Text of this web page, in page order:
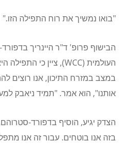
"בואו נמשיך את רוח התפילה הזו."
הבישוף פרופ' ד"ר היינריך
העולמית (WCC)
, ציין כי התפילה
במצב במזרח התיכון, אנו רוצים
אותנו", הוא אמר. "תמיד ניאבק
הצדק יגיע, הוסיף בדפורד-
בזה אנו בוטחים. עבור זה אנו